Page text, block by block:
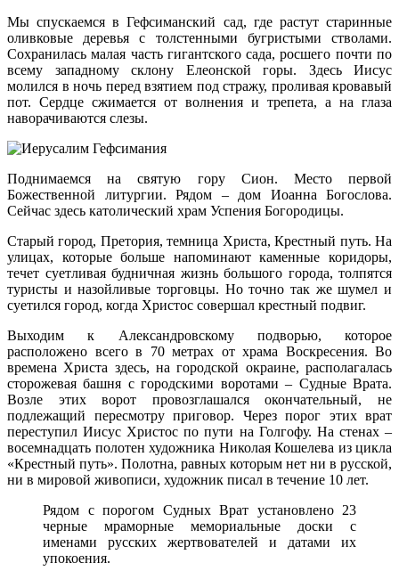
Мы спускаемся в Гефсиманский сад, где растут старинные
оливковые деревья с толстенными бугристыми стволами.
Сохранилась малая часть гигантского сада, росшего почти по
всему западному склону Елеонской горы. Здесь Иисус
молился в ночь перед взятием под стражу, проливая кровавый
пот. Сердце сжимается от волнения и трепета, а на глаза
наворачиваются слезы.
Поднимаемся на святую гору Сион. Место первой
Божественной литургии. Рядом – дом Иоанна Богослова.
Сейчас здесь католический храм Успения Богородицы.
Старый город, Претория, темница Христа, Крестный путь. На
улицах, которые больше напоминают каменные коридоры,
течет суетливая будничная жизнь большого города, толпятся
туристы и назойливые торговцы. Но точно так же шумел и
суетился город, когда Христос совершал крестный подвиг.
Выходим к Александровскому подворью, которое
расположено всего в 70 метрах от храма Воскресения. Во
времена Христа здесь, на городской окраине, располагалась
сторожевая башня с городскими воротами – Судные Врата.
Возле этих ворот провозглашался окончательный, не
подлежащий пересмотру приговор. Через порог этих врат
переступил Иисус Христос по пути на Голгофу. На стенах –
восемнадцать полотен художника Николая Кошелева из цикла
«Крестный путь». Полотна, равных которым нет ни в русской,
ни в мировой живописи, художник писал в течение 10 лет.
Рядом с порогом Судных Врат установлено 23
черные мраморные мемориальные доски с
именами русских жертвователей и датами их
упокоения.